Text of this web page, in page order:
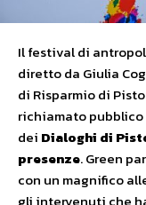
Il festival di
diretto da Giulia
di Risparmio di
richiamato
dei Dialoghi di
presenze. Green
con un magnifico